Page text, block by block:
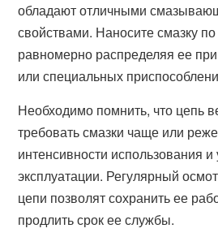
обладают отличными
свойствами. Наносите смазку
равномерно распределяя ее
или специальных
Необходимо помнить, что цепь
требовать смазки чаще или
интенсивности использования и
эксплуатации. Регулярный
цепи позволят сохранить ее
продлить срок ее службы.